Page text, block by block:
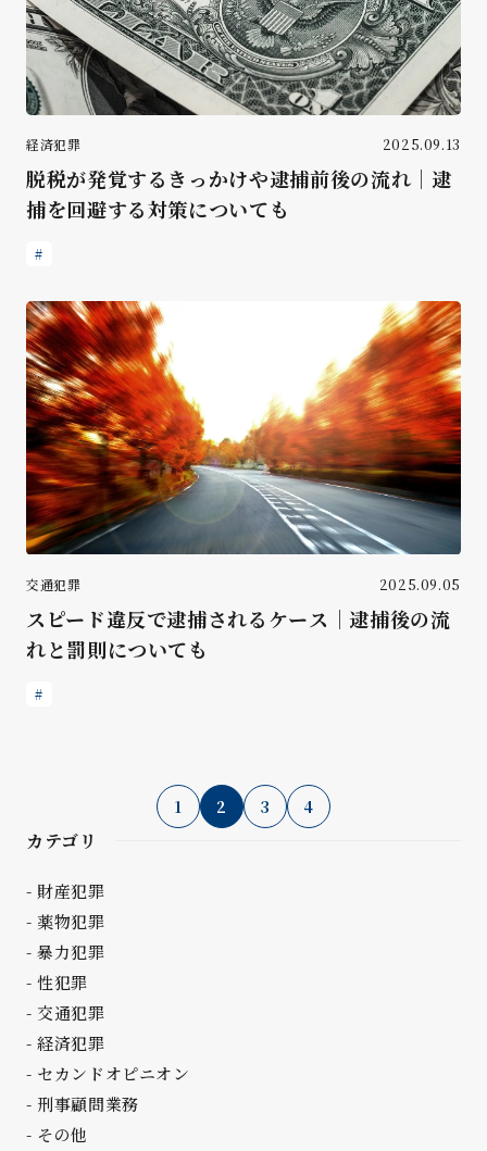
経済犯罪 2025.09.13
脱税が発覚するきっかけや逮捕前後の流れ｜逮
捕を回避する対策についても
交通犯罪 2025.09.05
スピード違反で逮捕されるケース｜逮捕後の流
れと罰則についても
1 2 3 4
カテゴリ
財産犯罪
薬物犯罪
暴力犯罪
性犯罪
交通犯罪
経済犯罪
セカンドオピニオン
刑事顧問業務
その他